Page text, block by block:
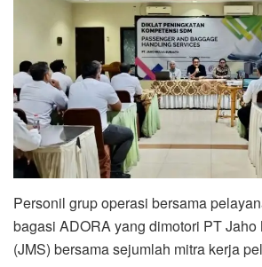
Personil grup operasi bersama
bagasi ADORA yang dimotori PT
(JMS) bersama sejumlah mitra kerja